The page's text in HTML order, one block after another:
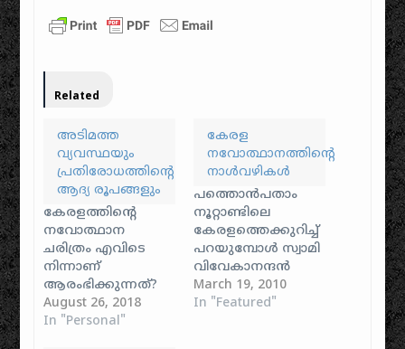
Related
അടിമത്ത
വ്യവസ്ഥയും
പ്രതിരോധത്തിന്റെ
ആദ്യ രൂപങ്ങളും
കേരളത്തിന്റെ
നവോത്ഥാന
ചരിത്രം എവിടെ
നിന്നാണ്
ആരംഭിക്കുന്നത്?
മുഖ്യധാരാ
ചരിത്രപുസ്തകങ്ങൾ
August 26, 2018
In "Personal"
കേരള
നവോത്ഥാനത്തിന്റെ
നാൾവഴികൾ
പത്തൊൻപതാം
നൂറ്റാണ്ടിലെ
കേരളത്തെക്കുറിച്ച്
പറയുമ്പോൾ സ്വാമി
വിവേകാനന്ദൻ
ഉപയോഗിച്ച
'ഭ്രാന്താലയം' എന്ന
March 19, 2010
In "Featured"